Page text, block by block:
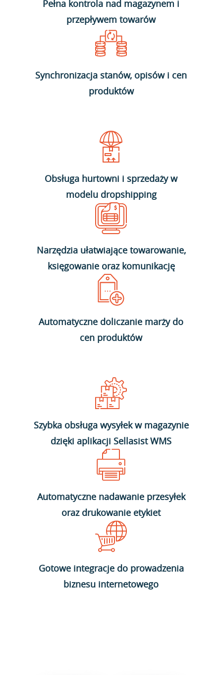
Pełna kontrola nad magazynem i
przepływem towarów
Synchronizacja stanów, opisów i cen
produktów
Obsługa hurtowni i sprzedaży w
modelu dropshipping
Narzędzia ułatwiające towarowanie,
księgowanie oraz komunikację
Automatyczne doliczanie marży do
cen produktów
Szybka obsługa wysyłek w magazynie
dzięki aplikacji Sellasist WMS
Automatyczne nadawanie przesyłek
oraz drukowanie etykiet
Gotowe integracje do prowadzenia
biznesu internetowego